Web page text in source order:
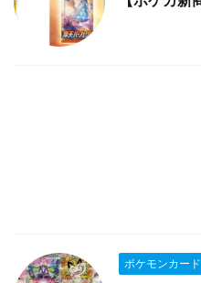
ポケモンカード